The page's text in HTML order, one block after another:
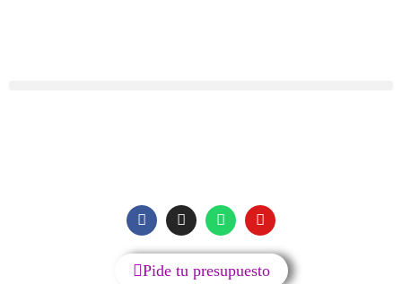
Pide tu presupuesto